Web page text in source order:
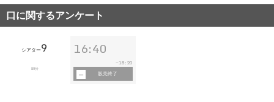
口に関するアンケート
シアター9
89分
16:40
~ 18:20
販売終了